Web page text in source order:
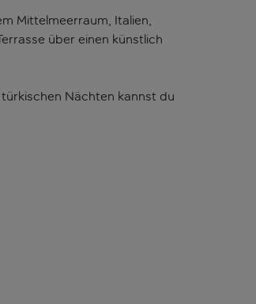
Mittelmeerraum, Italien,
über einen künstlich
Nächten kannst du